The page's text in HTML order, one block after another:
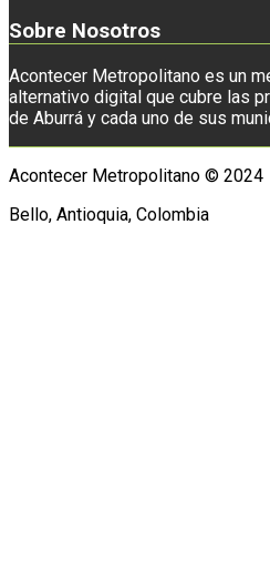
Sobre Nosotros
Acontecer Metropolitano es un
alternativo digital que cubre las
de Aburrá y cada uno de sus
Acontecer Metropolitano © 2024
Bello, Antioquia, Colombia